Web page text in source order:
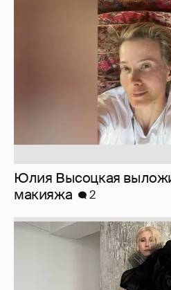
Юлия Высоцкая
макияжа
2